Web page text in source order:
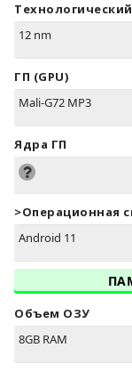
12 nm
ГП (GPU)
Mali-G72 MP3
Ядра ГП
>Oперационная
Android 11
Объем ОЗУ
8GB RAM